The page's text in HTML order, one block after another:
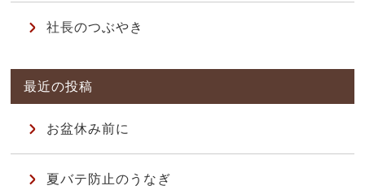
社長のつぶやき
お盆休み前に
夏バテ防止のうなぎ